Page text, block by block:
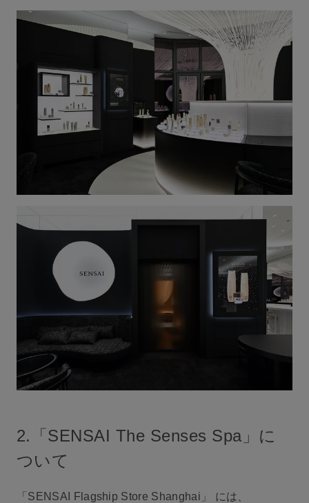
2.「SENSAI The Senses Spa」に
ついて
「SENSAI Flagship Store Shanghai」 には、